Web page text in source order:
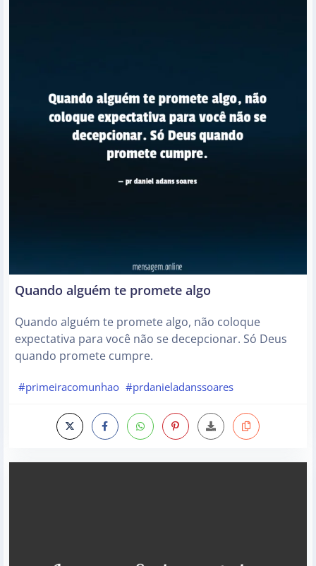
Quando alguém te promete algo
Quando alguém te promete algo, não coloque
expectativa para você não se decepcionar. Só Deus
quando promete cumpre.
#primeiracomunhao #prdanieladanssoares